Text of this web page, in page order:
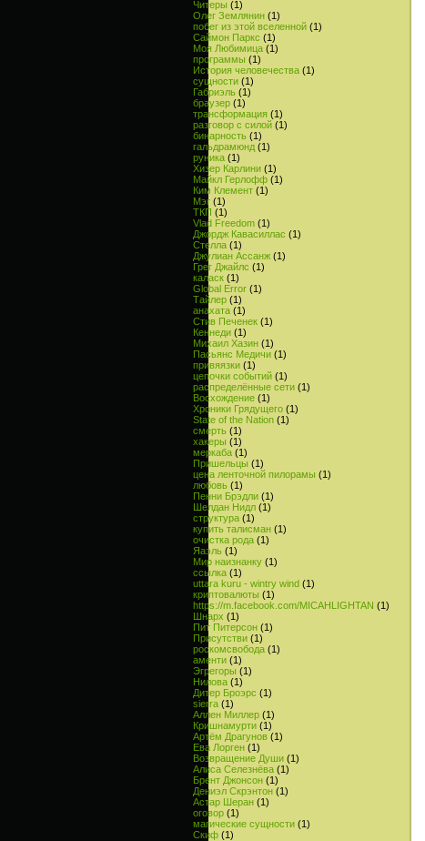
Читеры (1)
Олег Землянин (1)
побег из этой вселенной (1)
Саймон Паркс (1)
Моя Любимица (1)
программы (1)
История человечества (1)
сущности (1)
Габриэль (1)
браузер (1)
трансформация (1)
разговор с силой (1)
бинарность (1)
гальдрамюнд (1)
руника (1)
Хизер Карлини (1)
Майкл Герлофф (1)
Ким Клемент (1)
Мэг (1)
ТКП (1)
Vlad Freedom (1)
Джордж Кавасиллас (1)
Стелла (1)
Джулиан Ассанж (1)
Грег Джайлс (1)
каласк (1)
Global Error (1)
Тайлер (1)
анахата (1)
Стив Печенек (1)
Кеннеди (1)
Михаил Хазин (1)
Пасьянс Медичи (1)
привяязки (1)
цепочки событий (1)
распределённые сети (1)
Восхождение (1)
Хроники Грядущего (1)
State of the Nation (1)
смерть (1)
хакеры (1)
меркаба (1)
Пришельцы (1)
цена ленточной пилорамы (1)
любовь (1)
Пенни Брэдли (1)
Шелдан Нидл (1)
структура (1)
купить талисман (1)
очистка рода (1)
Яаэль (1)
Мир наизнанку (1)
ссылка (1)
uttara kuru - wintry wind (1)
криптовалюты (1)
https://m.facebook.com/MICAHLIGHTAN (1)
Шнарх (1)
Пит Питерсон (1)
Присутстви (1)
роскомсвобода (1)
аменти (1)
Эгрегоры (1)
Нилова (1)
Дитер Броэрс (1)
sierra (1)
Аллен Миллер (1)
Кришнамурти (1)
Артём Драгунов (1)
Ева Лорген (1)
Возвращение Души (1)
Алиса Селезнёва (1)
Брент Джонсон (1)
Дениэл Скрэнтон (1)
Астар Шеран (1)
оговор (1)
магические сущности (1)
Скиф (1)